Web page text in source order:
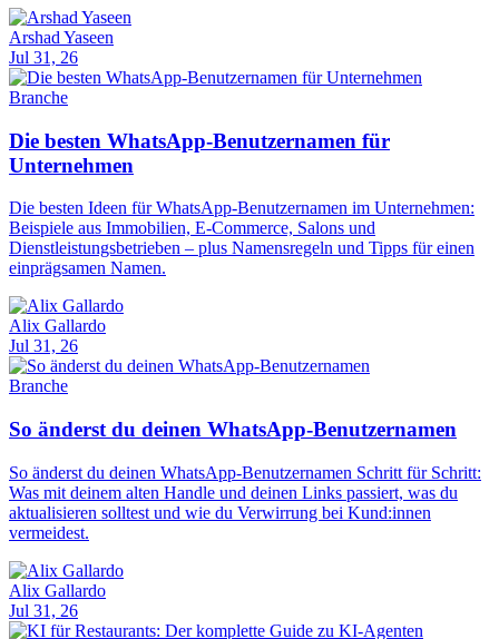
Arshad Yaseen
Jul 31, 26
Branche
Die besten WhatsApp-Benutzernamen für
Unternehmen
Die besten Ideen für WhatsApp-Benutzernamen im Unternehmen:
Beispiele aus Immobilien, E-Commerce, Salons und
Dienstleistungsbetrieben – plus Namensregeln und Tipps für einen
einprägsamen Namen.
Alix Gallardo
Jul 31, 26
Branche
So änderst du deinen WhatsApp-Benutzernamen
So änderst du deinen WhatsApp-Benutzernamen Schritt für Schritt:
Was mit deinem alten Handle und deinen Links passiert, was du
aktualisieren solltest und wie du Verwirrung bei Kund:innen
vermeidest.
Alix Gallardo
Jul 31, 26